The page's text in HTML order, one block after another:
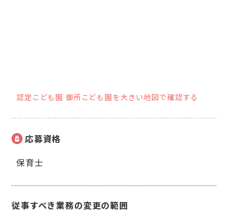
認定こども園 御所こども園を大きい地図で確認する
応募資格
保育士
従事すべき業務の変更の範囲